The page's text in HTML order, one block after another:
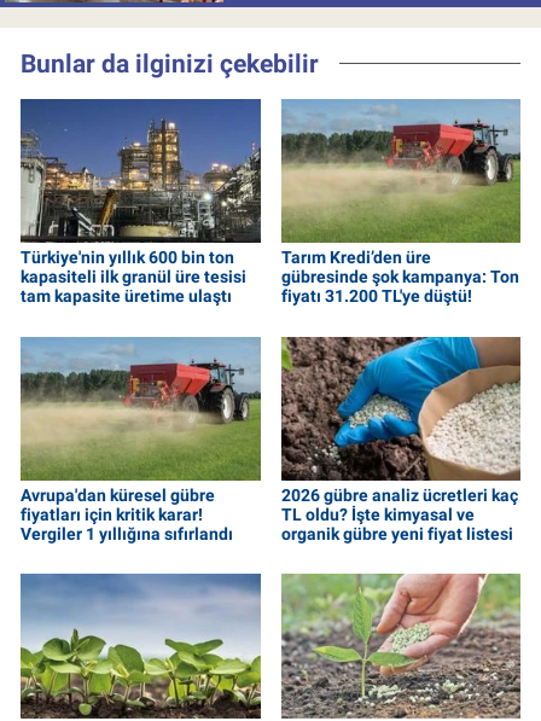
Bunlar da ilginizi çekebilir
Türkiye'nin yıllık 600 bin ton
kapasiteli ilk granül üre tesisi
tam kapasite üretime ulaştı
Tarım Kredi’den üre
gübresinde şok kampanya: Ton
fiyatı 31.200 TL'ye düştü!
Avrupa'dan küresel gübre
fiyatları için kritik karar!
Vergiler 1 yıllığına sıfırlandı
2026 gübre analiz ücretleri kaç
TL oldu? İşte kimyasal ve
organik gübre yeni fiyat listesi